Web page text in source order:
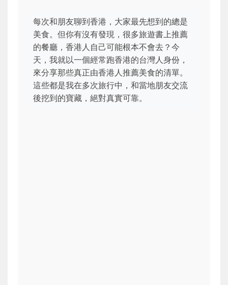
每次和朋友聊到香港，大家最先想到的總是
美食。但你有沒有發現，很多旅遊書上推薦
的餐廳，香港人自己可能根本不會去？今
天，我就以一個經常跑香港的台灣人身份，
來分享那些真正由香港人推薦美食的清單。
這些都是我在多次旅行中，和當地朋友交流
後挖到的寶藏，絕對真實可靠。